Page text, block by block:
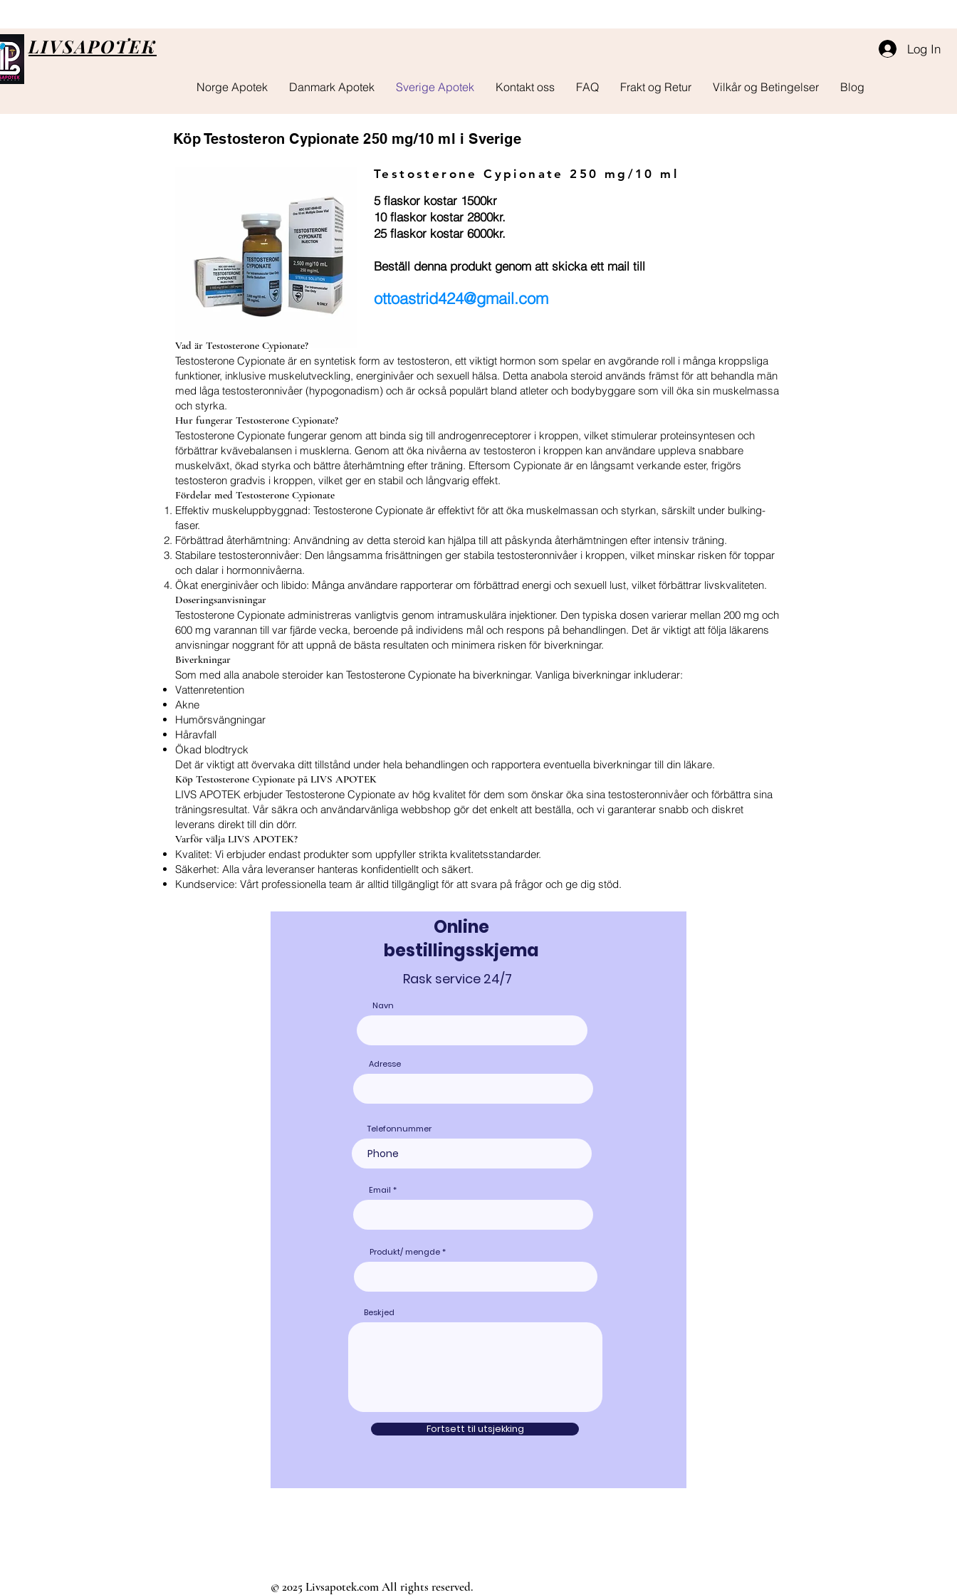
LIVSAPOTEK Log In
Norge Apotek Danmark Apotek Sverige Apotek Kontakt oss FAQ Frakt og Retur Vilkår og Betingelser Blog
Köp Testosteron Cypionate 250 mg/10 ml i Sverige
Testosterone Cypionate 250 mg/10 ml
5 flaskor kostar 1500kr
10 flaskor kostar 2800kr.
25 flaskor kostar 6000kr.
Beställ denna produkt genom att skicka ett mail till
ottoastrid424@gmail.com
Vad är Testosterone Cypionate?
Testosterone Cypionate är en syntetisk form av testosteron, ett viktigt hormon som spelar en avgörande roll i många kroppsliga
funktioner, inklusive muskelutveckling, energinivåer och sexuell hälsa. Detta anabola steroid används främst för att behandla män
med låga testosteronnivåer (hypogonadism) och är också populärt bland atleter och bodybyggare som vill öka sin muskelmassa
och styrka.
Hur fungerar Testosterone Cypionate?
Testosterone Cypionate fungerar genom att binda sig till androgenreceptorer i kroppen, vilket stimulerar proteinsyntesen och
förbättrar kvävebalansen i musklerna. Genom att öka nivåerna av testosteron i kroppen kan användare uppleva snabbare
muskelväxt, ökad styrka och bättre återhämtning efter träning. Eftersom Cypionate är en långsamt verkande ester, frigörs
testosteron gradvis i kroppen, vilket ger en stabil och långvarig effekt.
Fördelar med Testosterone Cypionate
Effektiv muskeluppbyggnad: Testosterone Cypionate är effektivt för att öka muskelmassan och styrkan, särskilt under bulking-
faser.
Förbättrad återhämtning: Användning av detta steroid kan hjälpa till att påskynda återhämtningen efter intensiv träning.
Stabilare testosteronnivåer: Den långsamma frisättningen ger stabila testosteronnivåer i kroppen, vilket minskar risken för toppar
och dalar i hormonnivåerna.
Ökat energinivåer och libido: Många användare rapporterar om förbättrad energi och sexuell lust, vilket förbättrar livskvaliteten.
Doseringsanvisningar
Testosterone Cypionate administreras vanligtvis genom intramuskulära injektioner. Den typiska dosen varierar mellan 200 mg och
600 mg varannan till var fjärde vecka, beroende på individens mål och respons på behandlingen. Det är viktigt att följa läkarens
anvisningar noggrant för att uppnå de bästa resultaten och minimera risken för biverkningar.
Biverkningar
Som med alla anabole steroider kan Testosterone Cypionate ha biverkningar. Vanliga biverkningar inkluderar:
Vattenretention
Akne
Humörsvängningar
Håravfall
Ökad blodtryck
Det är viktigt att övervaka ditt tillstånd under hela behandlingen och rapportera eventuella biverkningar till din läkare.
Köp Testosterone Cypionate på LIVS APOTEK
LIVS APOTEK erbjuder Testosterone Cypionate av hög kvalitet för dem som önskar öka sina testosteronnivåer och förbättra sina
träningsresultat. Vår säkra och användarvänliga webbshop gör det enkelt att beställa, och vi garanterar snabb och diskret
leverans direkt till din dörr.
Varför välja LIVS APOTEK?
Kvalitet: Vi erbjuder endast produkter som uppfyller strikta kvalitetsstandarder.
Säkerhet: Alla våra leveranser hanteras konfidentiellt och säkert.
Kundservice: Vårt professionella team är alltid tillgängligt för att svara på frågor och ge dig stöd.
Online
bestillingsskjema
Rask service 24/7
Navn
Adresse
Telefonnummer
Email
Produkt/ mengde
Beskjed
Fortsett til utsjekking
© 2025 Livsapotek.com All rights reserved.